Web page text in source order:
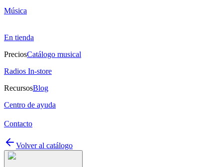
Música
En tienda
PreciosCatálogo musical
Radios In-store
RecursosBlog
Centro de ayuda
Contacto
Volver al catálogo